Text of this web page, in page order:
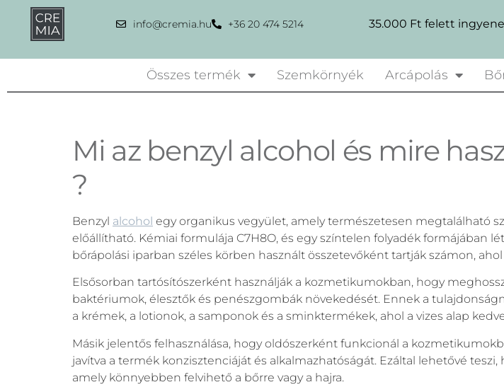
info@cremia.hu +36 20 474 5214 35.000 Ft felett
Összes termék Szemkörnyék Arcápolás
Mi az benzyl alcohol és mire
?
Benzyl alcohol egy organikus vegyület, amely természetesen megtalálható
előállítható. Kémiai formulája C7H8O, és egy színtelen folyadék formájában
bőrápolási iparban széles körben használt összetevőként tartják számon,
Elsősorban tartósítószerként használják a kozmetikumokban, hogy
baktériumok, élesztők és penészgombák növekedését. Ennek a
a krémek, a lotionok, a samponok és a sminktermékek, ahol a vizes alap
Másik jelentős felhasználása, hogy oldószerként funkcionál a
javítva a termék konzisztenciáját és alkalmazhatóságát. Ezáltal lehetővé
amely könnyebben felvihető a bőrre vagy a hajra.